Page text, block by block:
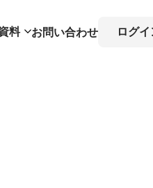
料 お問い合わせ ログイ